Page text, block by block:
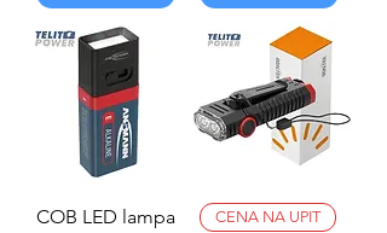
COB LED lampa
CENA NA UPIT